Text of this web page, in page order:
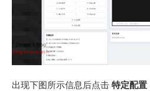
出现下图所示信息后点击 特定配置